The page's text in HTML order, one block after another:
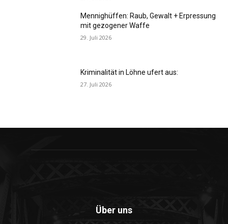
Mennighüffen: Raub, Gewalt + Erpressung
mit gezogener Waffe
29. Juli 2026
Kriminalität in Löhne ufert aus:
27. Juli 2026
Über uns